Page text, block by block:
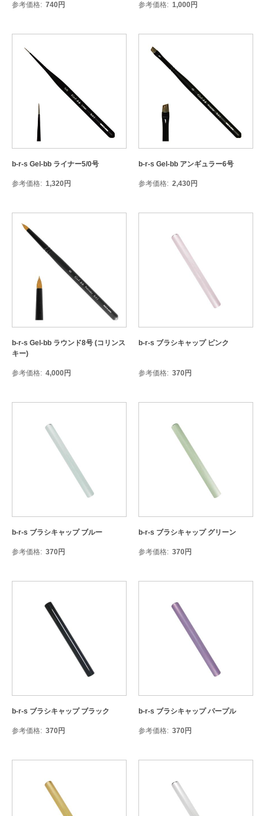
参考価格 740円 参考価格 1,000円
b-r-s Gel-bb ライナー5/0号
参考価格 1,320円
b-r-s Gel-bb アンギュラー6号
参考価格 2,430円
b-r-s Gel-bb ラウンド8号 (コリンス
キー)
参考価格 4,000円
b-r-s ブラシキャップ ピンク
参考価格 370円
b-r-s ブラシキャップ ブルー
参考価格 370円
b-r-s ブラシキャップ グリーン
参考価格 370円
b-r-s ブラシキャップ ブラック
参考価格 370円
b-r-s ブラシキャップ パープル
参考価格 370円